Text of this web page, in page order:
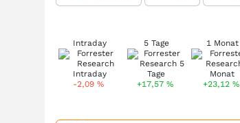
Intraday
-2,09%
5 Tage
+17,57 %
1 Monat
+23,12 %